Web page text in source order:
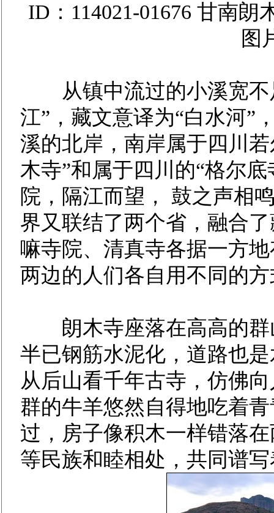
ID：114021-01676 甘南
图
从镇中流过的小溪宽不
江”，藏文意译为“白水河”
溪的北岸，南岸属于四川
木寺”和属于四川的“格尔
院，隔江而望， 鼓之声相
界又联结了两个省，融合
嘛寺院、清真寺各据一方
两边的人们各自用不同的
朗木寺座落在高高的群
半已钢筋水泥化，道路也
从后山看千年古寺，仿佛
群的牛羊悠然自得地吃着
过，房子像积木一样错落
等民族和睦相处，共同谱